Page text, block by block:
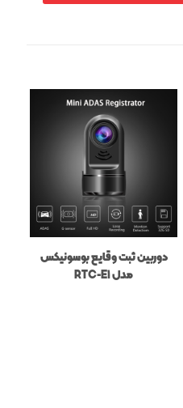
دوربین ثبت وقایع بوسونیکس
مدل RTC-E1